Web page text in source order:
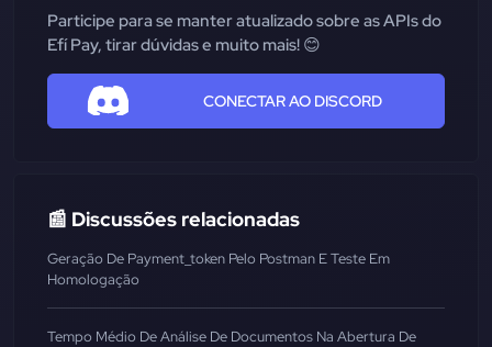
Participe para se manter atualizado sobre as APIs do
Efí Pay, tirar dúvidas e muito mais! 😊
CONECTAR AO DISCORD
📰 Discussões relacionadas
Geração De Payment_token Pelo Postman E Teste Em
Homologação
Tempo Médio De Análise De Documentos Na Abertura De